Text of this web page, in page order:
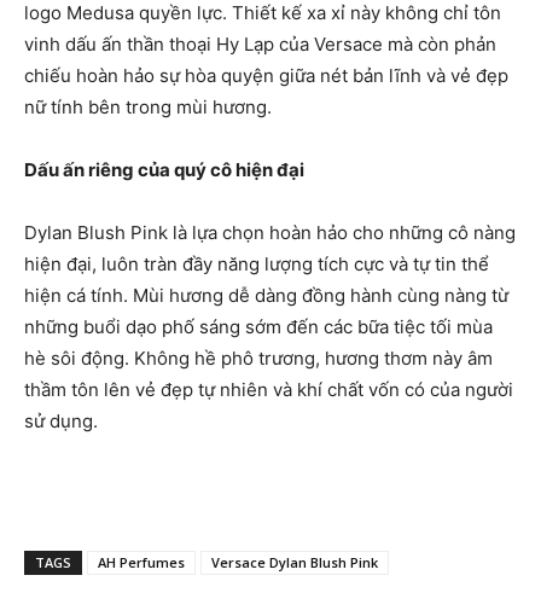
logo Medusa quyền lực. Thiết kế xa xỉ này không chỉ tôn
vinh dấu ấn thần thoại Hy Lạp của Versace mà còn phản
chiếu hoàn hảo sự hòa quyện giữa nét bản lĩnh và vẻ đẹp
nữ tính bên trong mùi hương.
Dấu ấn riêng của quý cô hiện đại
Dylan Blush Pink là lựa chọn hoàn hảo cho những cô nàng
hiện đại, luôn tràn đầy năng lượng tích cực và tự tin thể
hiện cá tính. Mùi hương dễ dàng đồng hành cùng nàng từ
những buổi dạo phố sáng sớm đến các bữa tiệc tối mùa
hè sôi động. Không hề phô trương, hương thơm này âm
thầm tôn lên vẻ đẹp tự nhiên và khí chất vốn có của người
sử dụng.
TAGS AH Perfumes Versace Dylan Blush Pink